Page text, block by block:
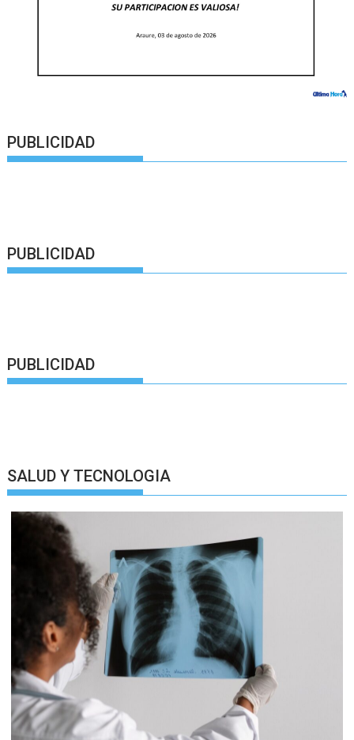
PUBLICIDAD
PUBLICIDAD
PUBLICIDAD
SALUD Y TECNOLOGIA